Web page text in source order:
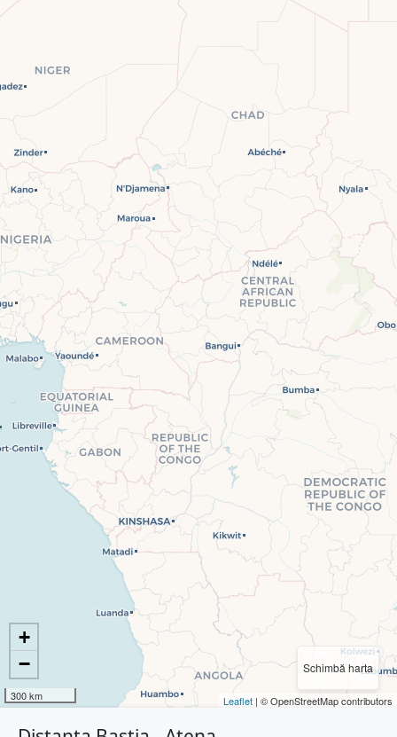
Schimbă harta
+
−
300 km Leaflet | © OpenStreetMap contributors